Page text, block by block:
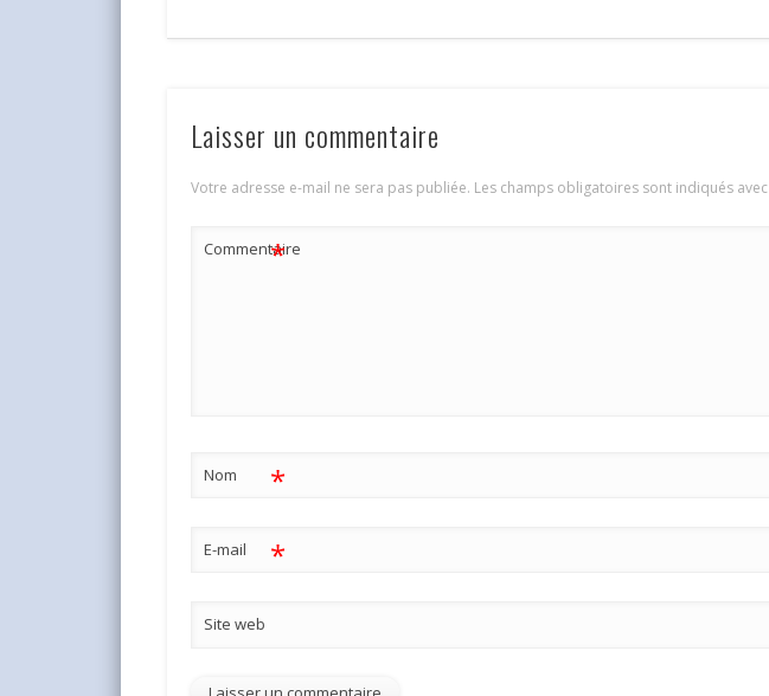
Laisser un commentaire
Votre adresse e-mail ne sera pas publiée. Les champs obligatoires sont indiqués avec
Commentaire
*
Nom *
E-mail *
Site web